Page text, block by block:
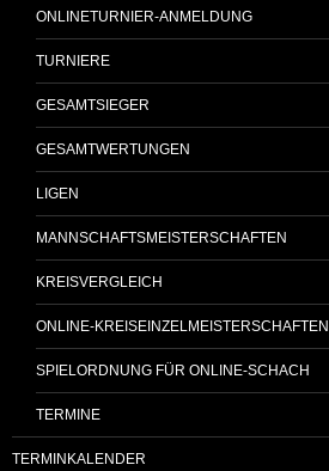
ONLINETURNIER-ANMELDUNG
TURNIERE
GESAMTSIEGER
GESAMTWERTUNGEN
LIGEN
MANNSCHAFTSMEISTERSCHAFTEN
KREISVERGLEICH
ONLINE-KREISEINZELMEISTERSCHAFTEN
SPIELORDNUNG FÜR ONLINE-SCHACH
TERMINE
TERMINKALENDER